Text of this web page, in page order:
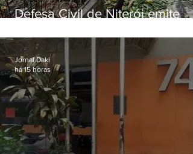
Defesa Civil de Niterói emite
sexta-feira (07)
Jornal Daki
há 15 horas